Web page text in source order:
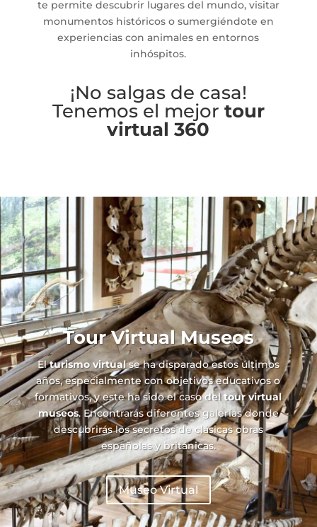
te permite descubrir lugares del mundo, visitar
monumentos históricos o sumergiéndote en
experiencias con animales en entornos
inhóspitos.
¡No salgas de casa!
Tenemos el mejor tour
virtual 360
Tour Virtual Museos
Elturismo virtualse ha disparado estos últimos
años, especialmente con objetivos educativos o
formativos, y este ha sido el caso deltour virtual
museos. Encontrarás diferentes galerías donde
descubrirás los secretos de clásicas obras
españolas y británicas.
Museo Virtual